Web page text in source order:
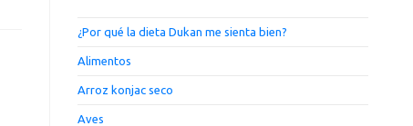
¿Por qué la dieta Dukan me sienta bien?
Alimentos
Arroz konjac seco
Aves